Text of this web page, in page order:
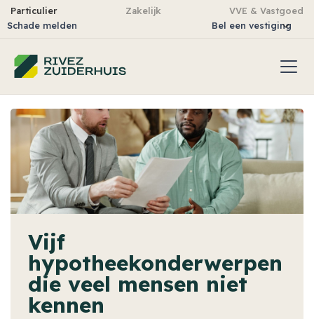
Particulier Zakelijk
VVE & Vastgoed
Schade melden
Bel een vestiging
Vijf
hypotheekonderwerpen
die veel mensen niet
kennen